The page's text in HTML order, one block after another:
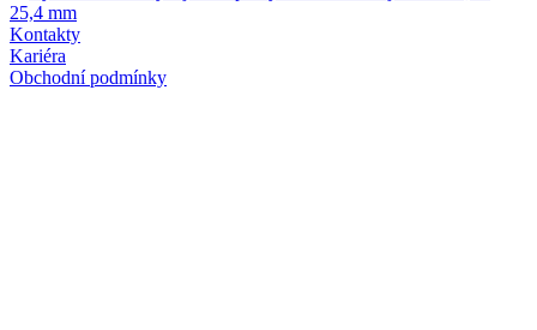
25,4 mm
Kontakty
Kariéra
Obchodní podmínky